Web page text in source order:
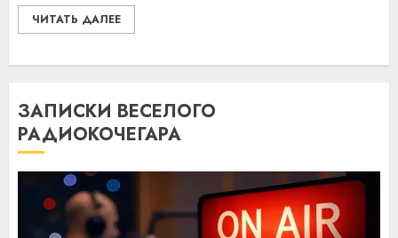
ЧИТАТЬ ДАЛЕЕ
ЗАПИСКИ ВЕСЕЛОГО
РАДИОКОЧЕГАРА